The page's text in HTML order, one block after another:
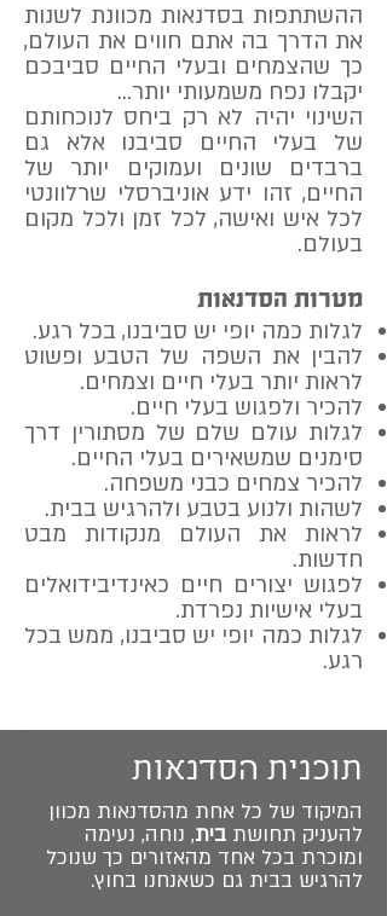
ההשתתפות בסדנאות מכוונת לשנות
את הדרך בה אתם חווים את העולם,
כך שהצמחים ובעלי החיים סביבכם
יקבלו נפח משמעותי יותר...
השינוי יהיה לא רק ביחס לנוכחותם
של בעלי החיים סביבנו אלא גם
ברבדים שונים ועמוקים יותר של
החיים, זהו ידע אוניברסלי שרלוונטי
לכל איש ואישה, לכל זמן ולכל מקום
בעולם.
מטרות הסדנאות
לגלות כמה יופי יש סביבנו, בכל רגע.
להבין את השפה של הטבע ופשוט
לראות יותר בעלי חיים וצמחים.
להכיר ולפגוש בעלי חיים.
לגלות עולם שלם של מסתורין דרך
סימנים שמשאירים בעלי החיים.
להכיר צמחים כבני משפחה.
לשהות ולנוע בטבע ולהרגיש בבית.
לראות את העולם מנקודות מבט
חדשות.
לפגוש יצורים חיים כאינדיבידואלים
בעלי אישיות נפרדת.
לגלות כמה יופי יש סביבנו, ממש בכל
רגע.
תוכנית הסדנאות
המיקוד של כל אחת מהסדנאות מכוון
להעניק תחושת בית, נוחה, נעימה
ומוכרת בכל אחד מהאזורים כך שנוכל
להרגיש בבית גם כשאנחנו בחוץ.